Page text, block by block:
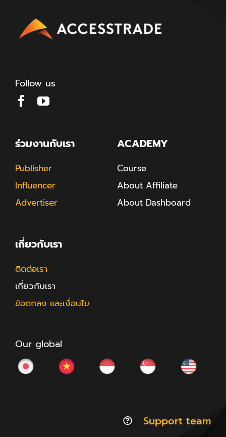
Follow us
ร่วมงานกับเรา
Publisher
Influencer
Advertiser
ACADEMY
Course
About Affiliate
About Dashboard
เกี่ยวกับเรา
ติดต่อเรา
เกี่ยวกับเรา
ข้อตกลง และเงื่อนไข
Our global
Support team